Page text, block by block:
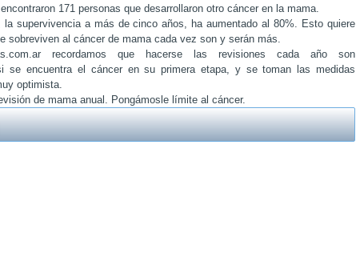
171 personas que desarrollaron otro cáncer en la mama.
la supervivencia a más de cinco años, ha aumentado al 80%. Esto quiere
sobreviven al cáncer de mama cada vez son y serán más.
recordamos que hacerse las revisiones cada año son
se encuentra el cáncer en su primera etapa, y se toman las medidas
optimista.
de mama anual. Pongámosle límite al cáncer.